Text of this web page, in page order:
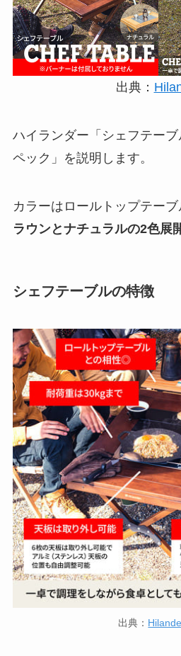
出典：
ハイランダー「シェフテー
ペック」を説明します。
カラーはロールトップテーブ
ラウンとナチュラルの2色展
シェフテーブルの特徴
出典：